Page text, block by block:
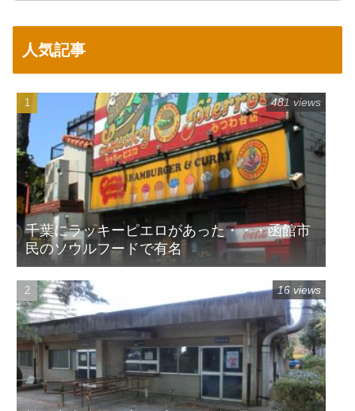
人気記事
千葉にラッキーピエロがあった・・・函館市
民のソウルフードで有名
481 views
16 views